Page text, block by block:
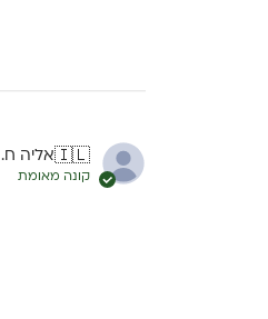
🇮🇱אליה ח.
קונה מאומת